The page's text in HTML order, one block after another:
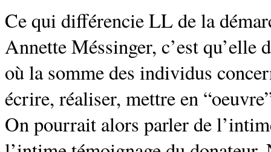
Ce qui différencie LL de la
Annette Méssinger, c’est
où la somme des individus
écrire, réaliser, mettre en
On pourrait alors parler de